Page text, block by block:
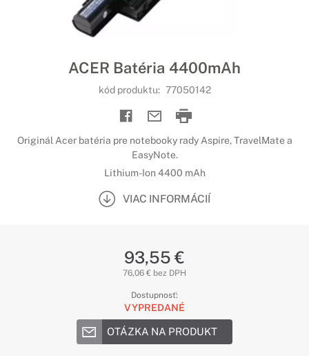
ACER Batéria 4400mAh
kód produktu: 77050142
Originál Acer batéria pre notebooky rady Aspire, TravelMate a
EasyNote.
Lithium-Ion 4400 mAh
VIAC INFORMÁCIÍ
93,55 €
76,06 € bez DPH
Dostupnosť:
VYPREDANÉ
OTÁZKA NA PRODUKT